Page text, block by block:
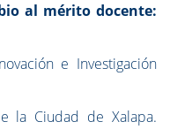
al mérito docente:
e Investigación
Ciudad de Xalapa.